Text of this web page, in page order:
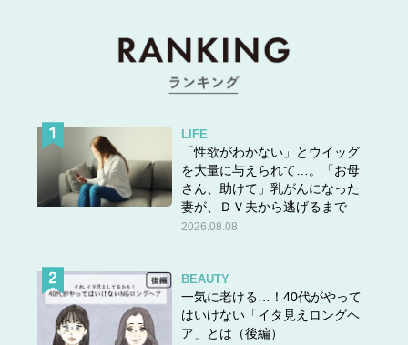
LIFE
「性欲がわかない」とウイッグ
を大量に与えられて…。「お母
さん、助けて」乳がんになった
妻が、ＤＶ夫から逃げるまで
2026.08.08
BEAUTY
一気に老ける…！40代がやって
はいけない「イタ見えロングヘ
ア」とは（後編）